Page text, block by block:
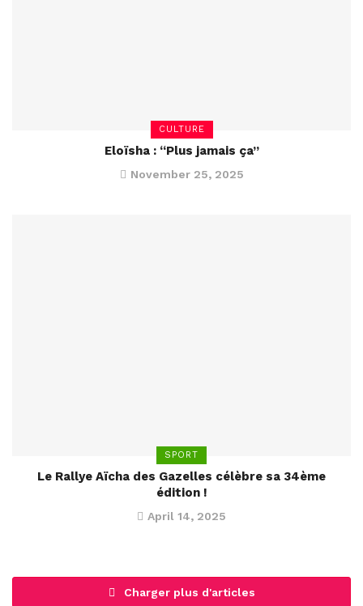
CULTURE
Eloïsha : “Plus jamais ça”
November 25, 2025
SPORT
Le Rallye Aïcha des Gazelles célèbre sa 34ème
édition !
April 14, 2025
Charger plus d'articles